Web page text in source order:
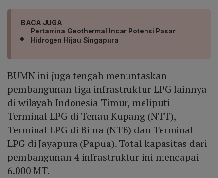
BACA JUGA
Pertamina Geothermal Incar Potensi Pasar
Hidrogen Hijau Singapura
BUMN ini juga tengah menuntaskan
pembangunan tiga infrastruktur LPG lainnya
di wilayah Indonesia Timur, meliputi
Terminal LPG di Tenau Kupang (NTT),
Terminal LPG di Bima (NTB) dan Terminal
LPG di Jayapura (Papua). Total kapasitas dari
pembangunan 4 infrastruktur ini mencapai
6.000 MT.